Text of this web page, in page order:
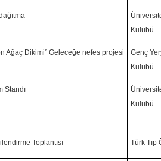
Kulübü
Ağaç Dikimi” Geleceğe nefes projesi
Genç
Kulübü
Standı
Kulübü
Toplantısı Türk Tıp